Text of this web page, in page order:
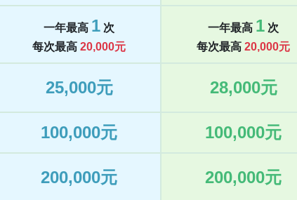
一年最高 1 次
每次最高 20,000元
一年最高 1 次
每次最高 20,000元
25,000元 28,000元
100,000元 100,000元
200,000元 200,000元